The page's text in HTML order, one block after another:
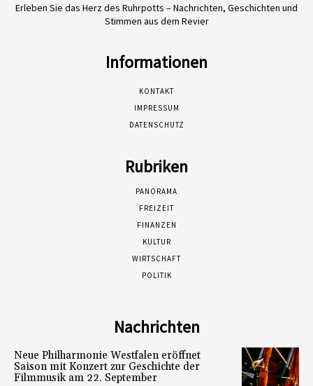
Erleben Sie das Herz des Ruhrpotts – Nachrichten, Geschichten und
Stimmen aus dem Revier
Informationen
KONTAKT
IMPRESSUM
DATENSCHUTZ
Rubriken
PANORAMA
FREIZEIT
FINANZEN
KULTUR
WIRTSCHAFT
POLITIK
Nachrichten
Neue Philharmonie Westfalen eröffnet
Saison mit Konzert zur Geschichte der
Filmmusik am 22. September